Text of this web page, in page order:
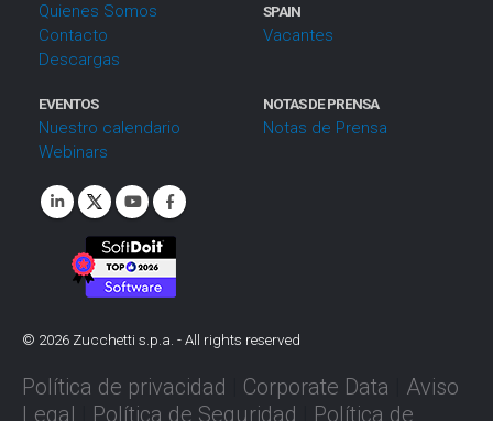
Quienes Somos
Contacto
Descargas
SPAIN
Vacantes
EVENTOS
Nuestro calendario
Webinars
NOTAS DE PRENSA
Notas de Prensa
© 2026 Zucchetti s.p.a. - All rights reserved
Política de privacidad Corporate Data
Aviso
Legal
Política de Seguridad Política de